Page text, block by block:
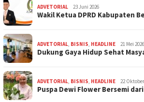
ADVETORIAL 23 Juni 2026
Wakil Ketua DPRD Kabupaten
ADVETORIAL, BISNIS, HEADLINE 21 Mei 2026
Dukung Gaya Hidup Sehat
ADVETORIAL, BISNIS, HEADLINE 22
Puspa Dewi Flower Bersemi